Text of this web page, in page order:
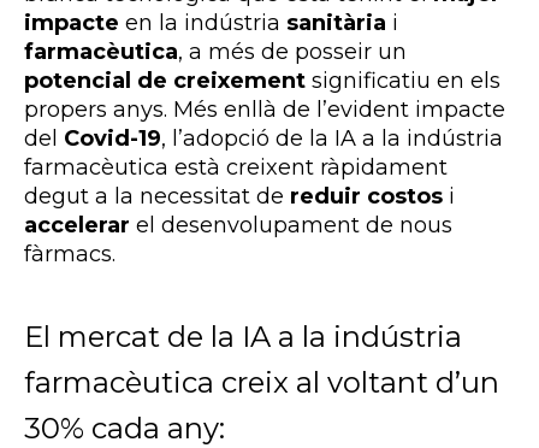
impacte en la indústria sanitària i
farmacèutica, a més de posseir un
potencial de creixement significatiu en els
propers anys. Més enllà de l’evident impacte
del Covid-19, l’adopció de la IA a la indústria
farmacèutica està creixent ràpidament
degut a la necessitat de reduir costos i
accelerar el desenvolupament de nous
fàrmacs.
El mercat de la IA a la indústria
farmacèutica creix al voltant d’un
30% cada any: